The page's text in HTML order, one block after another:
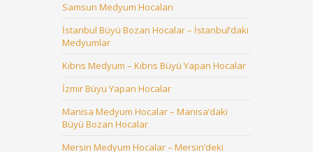
Samsun Medyum Hocaları
İstanbul Büyü Bozan Hocalar – İstanbul’daki
Medyumlar
Kıbrıs Medyum – Kıbrıs Büyü Yapan Hocalar
İzmir Büyü Yapan Hocalar
Manisa Medyum Hocalar – Manisa’daki
Büyü Bozan Hocalar
Mersin Medyum Hocalar – Mersin’deki